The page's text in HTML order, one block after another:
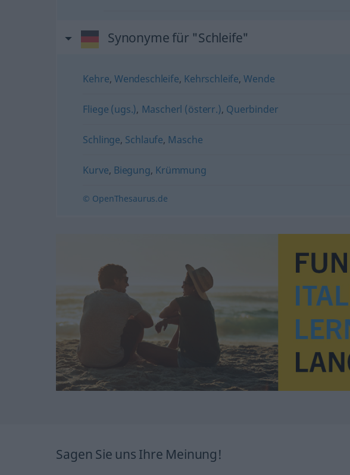
Synonyme für "Schleife"
Kehre, Wendeschleife, Kehrschleife,Wende
Fliege (ugs.), Mascherl (österr.), Querbinder
Schlinge, Schlaufe, Masche
Kurve, Biegung, Krümmung
© OpenThesaurus.de
Sagen Sie uns Ihre Meinung!